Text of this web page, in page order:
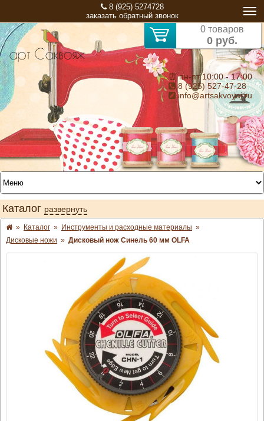
8 (925) 5274728
заказать обратный звонок
0 товаров
0 руб.
⏰ пн-пт 10:00 - 17:00
8 (925) 527-47-28
info@artsakvoyaj.ru
Каталог развернуть
» Каталог » Инструменты и расходные материалы »
Дисковые ножи » Дисковый нож Синель 60 мм OLFA